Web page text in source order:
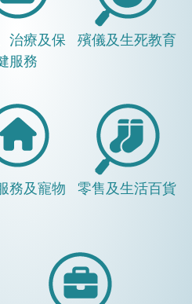
治療及保
服務
殯儀及生死教育
務及寵物 零售及生活百貨